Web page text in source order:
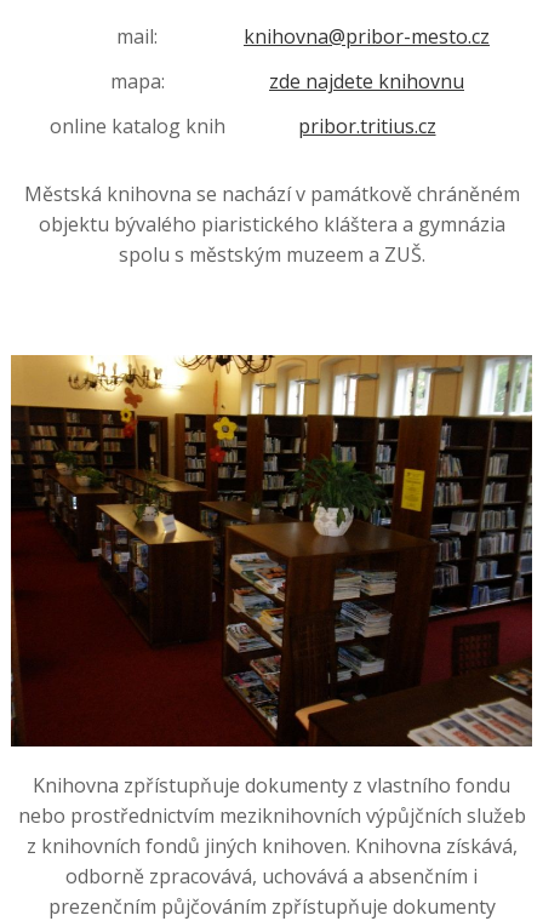
mail:
knihovna@pribor-mesto.cz
mapa:
zde najdete knihovnu
online katalog knih
pribor.tritius.cz
Městská knihovna se nachází v památkově chráněném
objektu bývalého piaristického kláštera a gymnázia
spolu s městským muzeem a ZUŠ.
Knihovna zpřístupňuje dokumenty z vlastního fondu
nebo prostřednictvím meziknihovních výpůjčních služeb
z knihovních fondů jiných knihoven. Knihovna získává,
odborně zpracovává, uchovává a absenčním i
prezenčním půjčováním zpřístupňuje dokumenty